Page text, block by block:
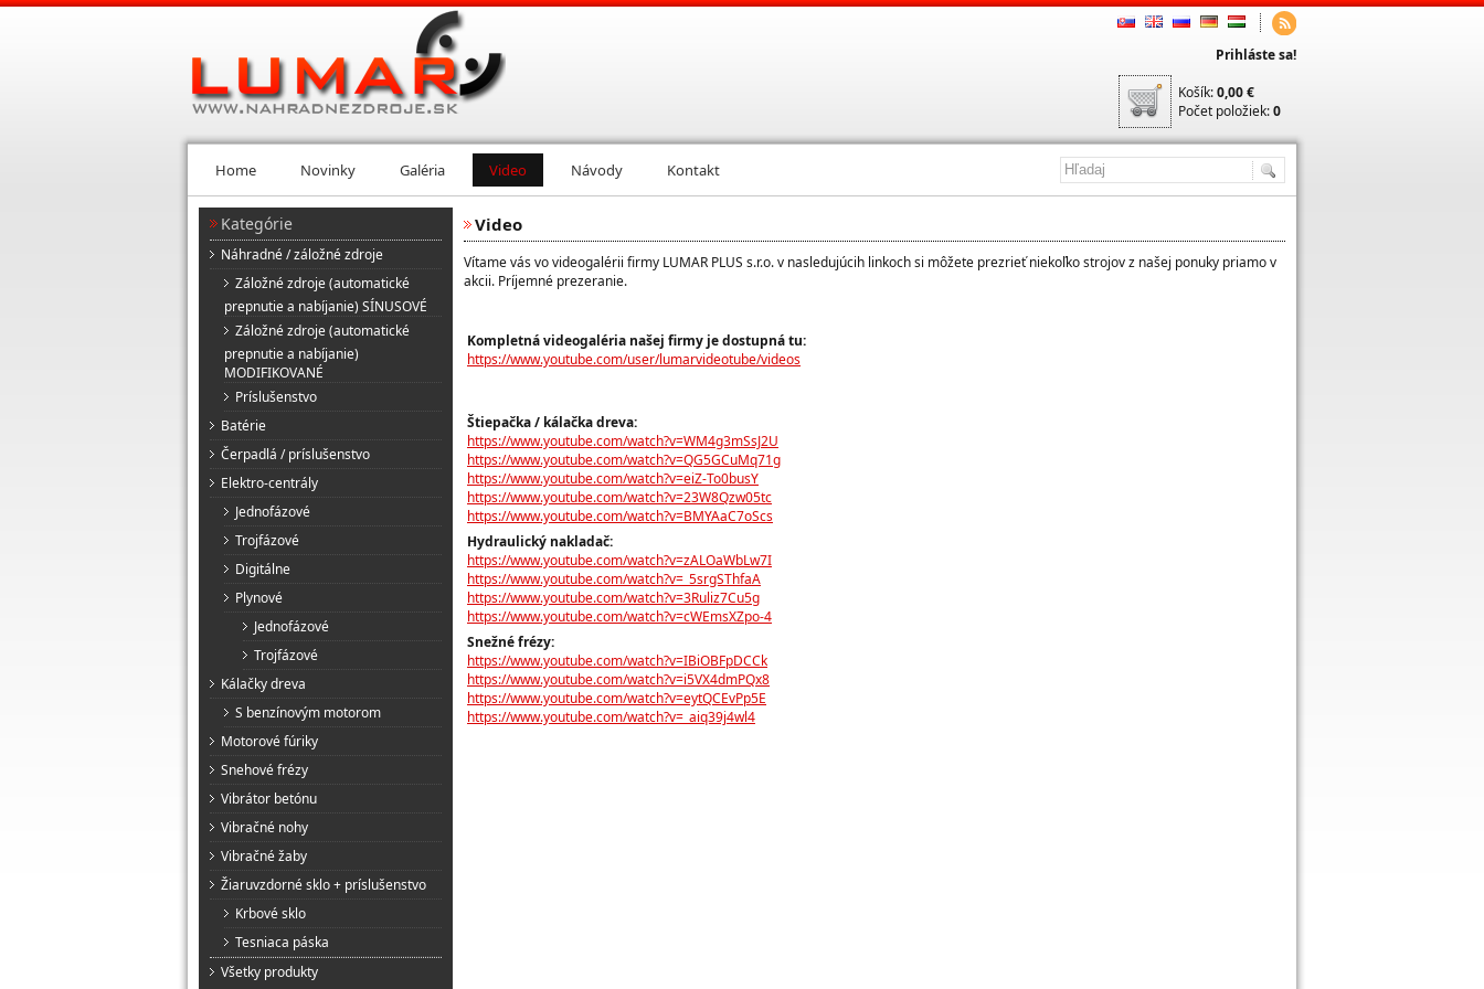
Prihláste sa!
Košík:0,00 €
Počet položiek:0
Home Novinky Galéria Video Návody Kontakt
Kategórie
Náhradné / záložné zdroje
Záložné zdroje (automatické
prepnutie a nabíjanie) SÍNUSOVÉ
Záložné zdroje (automatické
prepnutie a nabíjanie)
MODIFIKOVANÉ
Príslušenstvo
Batérie
Čerpadlá / príslušenstvo
Elektro-centrály
Jednofázové
Trojfázové
Digitálne
Plynové
Jednofázové
Trojfázové
Kálačky dreva
S benzínovým motorom
Motorové fúriky
Snehové frézy
Vibrátor betónu
Vibračné nohy
Vibračné žaby
Žiaruvzdorné sklo + príslušenstvo
Krbové sklo
Tesniaca páska
Všetky produkty
Video
Vítame vás vo videogalérii firmy LUMAR PLUS s.r.o. v nasledujúcih linkoch si môžete prezrieť niekoľko strojov z našej ponuky priamo v
akcii. Príjemné prezeranie.
Kompletná videogaléria našej firmy je dostupná tu:
https://www.youtube.com/user/lumarvideotube/videos
Štiepačka / kálačka dreva:
https://www.youtube.com/watch?v=WM4g3mSsJ2U
https://www.youtube.com/watch?v=QG5GCuMq71g
https://www.youtube.com/watch?v=eiZ-To0busY
https://www.youtube.com/watch?v=23W8Qzw05tc
https://www.youtube.com/watch?v=BMYAaC7oScs
Hydraulický nakladač:
https://www.youtube.com/watch?v=zALOaWbLw7I
https://www.youtube.com/watch?v=_5srgSThfaA
https://www.youtube.com/watch?v=3Ruliz7Cu5g
https://www.youtube.com/watch?v=cWEmsXZpo-4
Snežné frézy:
https://www.youtube.com/watch?v=IBiOBFpDCCk
https://www.youtube.com/watch?v=i5VX4dmPQx8
https://www.youtube.com/watch?v=eytQCEvPp5E
https://www.youtube.com/watch?v=_aiq39j4wl4